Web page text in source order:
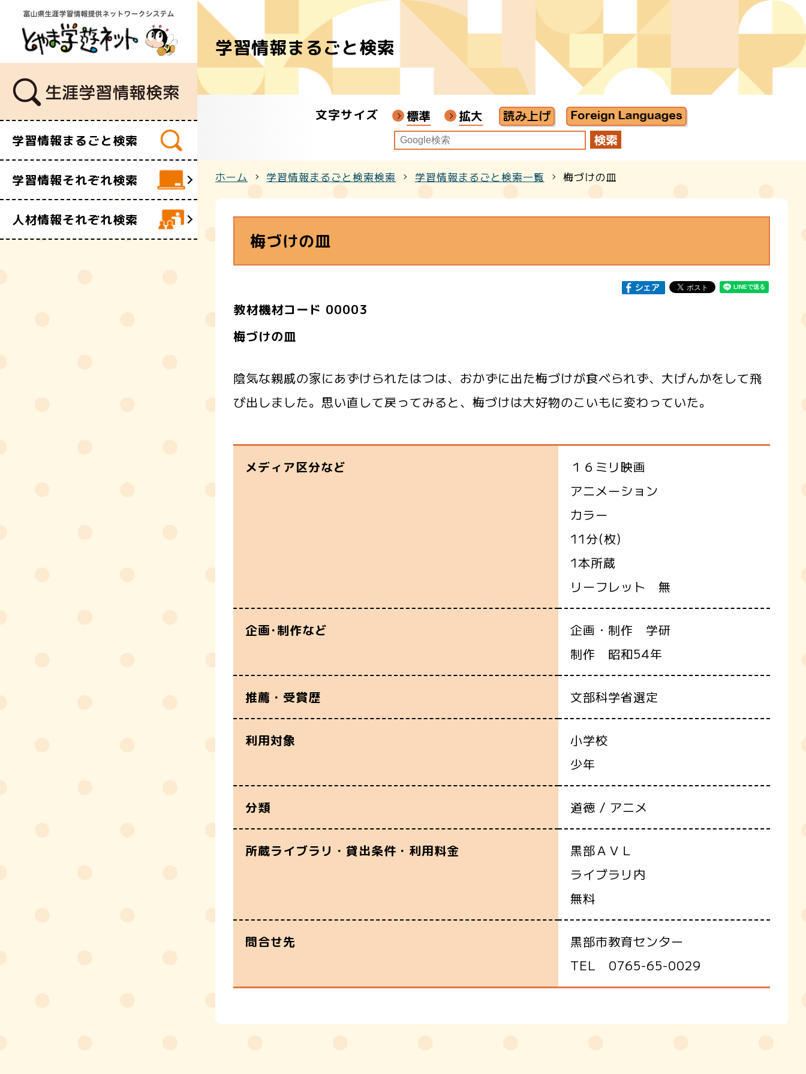
学習情報まるごと検索
学習情報それぞれ検索
学習講座
人材情報それぞれ検索
講師・指導者
ボランティア
学習情報まるごと検索
文字サイズ 標準 拡大
ホーム 学習情報まるごと検索検索 学習情報まるごと検索一覧 梅づけの皿
梅づけの皿
教材機材コード 00003
梅づけの皿
陰気な親戚の家にあずけられたはつは、おかずに出た梅づけが食べられず、大げんかをして飛
び出しました。思い直して戻ってみると、梅づけは大好物のこいもに変わっていた。
メディア区分など
１６ミリ映画
アニメーション
カラー
11分(枚)
1本所蔵
リーフレット 無
企画･制作など
企画・制作 学研
制作 昭和54年
推薦・受賞歴 文部科学省選定
利用対象
小学校
少年
分類 道徳 / アニメ
所蔵ライブラリ・貸出条件・利用料金
黒部ＡＶＬ
ライブラリ内
無料
問合せ先
黒部市教育センター
TEL 0765-65-0029